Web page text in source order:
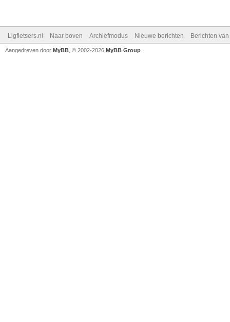
Ligfietsers.nl Naar boven Archiefmodus Nieuwe berichten Berichten
Aangedreven door MyBB , © 2002-2026 MyBB Group